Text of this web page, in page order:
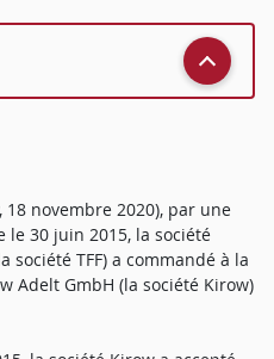
novembre 2020), par une
le 30 juin 2015, la société
société TFF) a commandé à la
Adelt GmbH (la société Kirow)